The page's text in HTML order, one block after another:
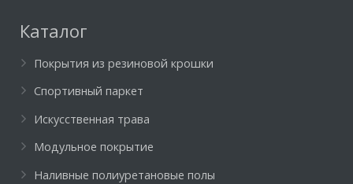
Каталог
Покрытия из резиновой крошки
Спортивный паркет
Искусственная трава
Модульное покрытие
Наливные полиуретановые полы